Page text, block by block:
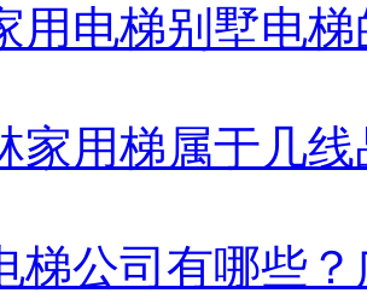
用电梯别墅电
家用梯属于几
梯公司有哪些